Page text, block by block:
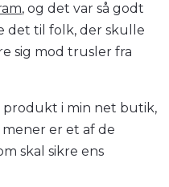
, og det var så godt
det til folk, der skulle
sig mod trusler fra
i min net butik,
er et af de
skal sikre ens